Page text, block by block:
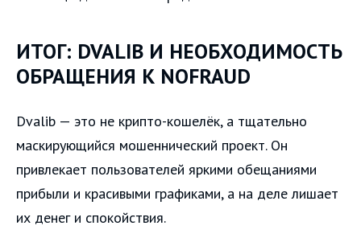
ИТОГ: DVALIB И НЕОБХОДИМОСТЬ
ОБРАЩЕНИЯ К NOFRAUD
Dvalib — это не крипто-кошелёк, а тщательно
маскирующийся мошеннический проект. Он
привлекает пользователей яркими обещаниями
прибыли и красивыми графиками, а на деле лишает
их денег и спокойствия.